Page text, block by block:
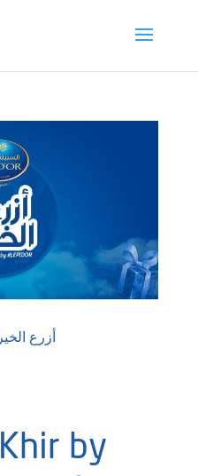
Azraa ElKhir by LEPIDOR أزرع الخير
by